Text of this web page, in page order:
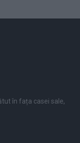
în fața casei sale,